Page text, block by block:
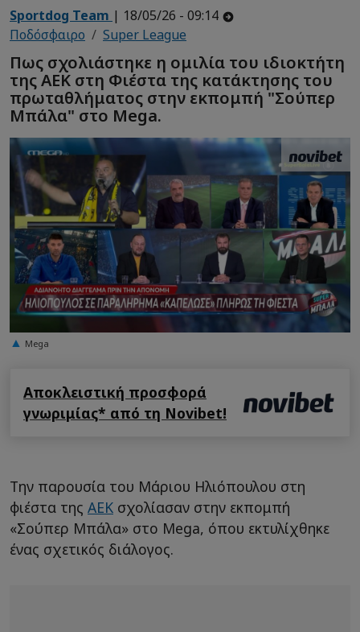
Sportdog Team | 18/05/26 - 09:14
Ποδόσφαιρο
Super League
Πως σχολιάστηκε η ομιλία του ιδιοκτήτη
της ΑΕΚ στη Φιέστα της κατάκτησης του
πρωταθλήματος στην εκπομπή "Σούπερ
Μπάλα" στο Mega.
Mega
Αποκλειστική προσφορά
γνωριμίας* από τη Novibet!
Την παρουσία του Μάριου Ηλιόπουλου στη
φιέστα της ΑΕΚ σχολίασαν στην εκπομπή
«Σούπερ Μπάλα» στο Mega, όπου εκτυλίχθηκε
ένας σχετικός διάλογος.